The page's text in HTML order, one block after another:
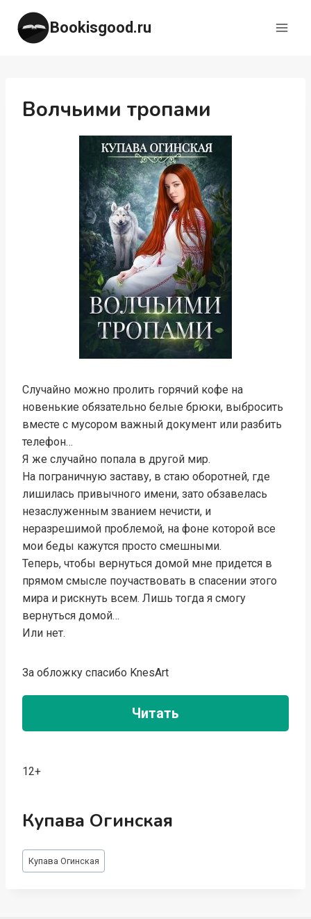
Перейти
содержимому
Bookisgood.ru
Волчьими тропами
Случайно можно пролить горячий кофе на
новенькие обязательно белые брюки, выбросить
вместе с мусором важный документ или разбить
телефон…
Я же случайно попала в другой мир.
На пограничную заставу, в стаю оборотней, где
лишилась привычного имени, зато обзавелась
незаслуженным званием нечисти, и
неразрешимой проблемой, на фоне которой все
мои беды кажутся просто смешными.
Теперь, чтобы вернуться домой мне придется в
прямом смысле поучаствовать в спасении этого
мира и рискнуть всем. Лишь тогда я смогу
вернуться домой…
Или нет.
За обложку спасибо KnesArt
Читать
12+
Купава Огинская
Метки
записи:
Купава Огинская